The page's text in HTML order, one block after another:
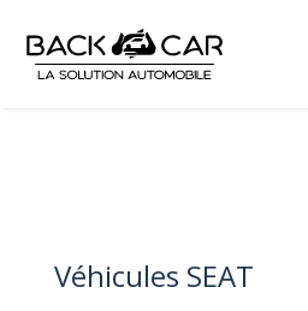
Véhicules SEAT